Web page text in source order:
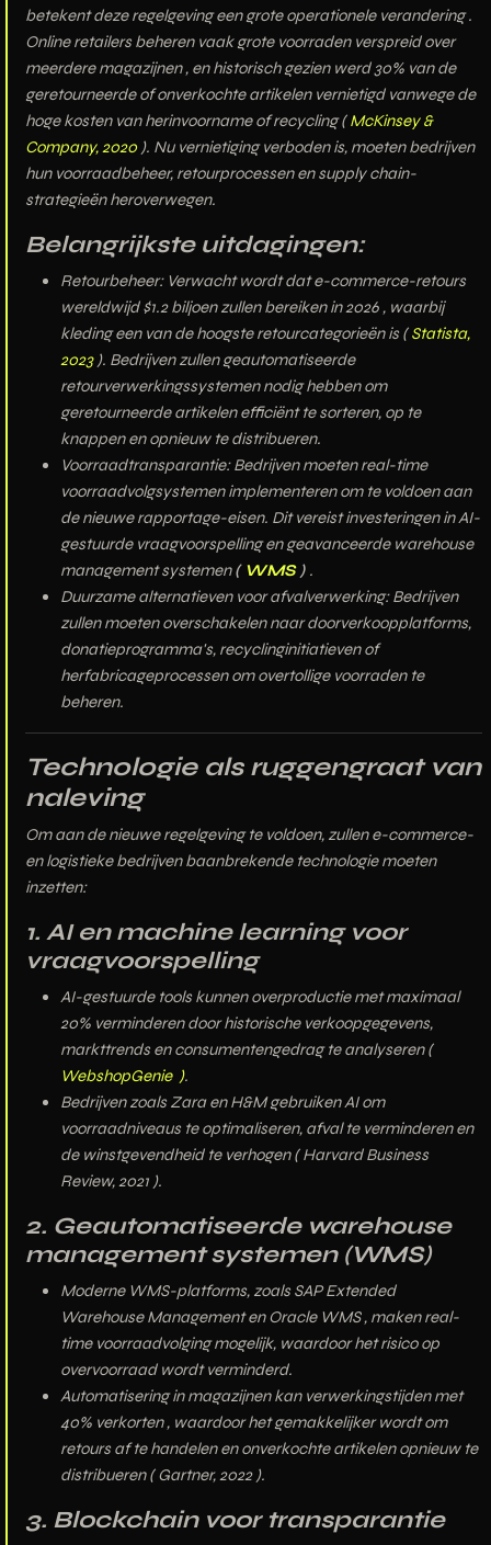
betekent deze regelgeving eengrote operationele verandering.
Online retailers beheren vaakgrote voorraden verspreid over
meerdere magazijnen, en historisch gezien werd30% van de
geretourneerde of onverkochte artikelen vernietigd vanwege de
hoge kosten van herinvoorname of recycling (McKinsey &
Company, 2020 ). Nu vernietiging verboden is, moeten bedrijven
hun voorraadbeheer, retourprocessen en supply chain-
strategieënheroverwegen.
Belangrijkste uitdagingen:
Retourbeheer: Verwacht wordt date-commerce-retours
wereldwijd $1.2 biljoen zullen bereiken in 2026, waarbij
kleding een van de hoogste retourcategorieën is (Statista,
2023 ). Bedrijven zullengeautomatiseerde
retourverwerkingssystemennodig hebben om
geretourneerde artikelen efficiënt te sorteren, op te
knappen en opnieuw te distribueren.
Voorraadtransparantie:Bedrijven moetenreal-time
voorraadvolgsystemenimplementeren om te voldoen aan
de nieuwe rapportage-eisen. Dit vereist investeringen inAI-
gestuurde vraagvoorspellingengeavanceerde warehouse
management systemen(WMS ) .
Duurzame alternatieven voor afvalverwerking:Bedrijven
zullen moeten overschakelen naardoorverkoopplatforms,
donatieprogramma's, recyclinginitiatieven of
herfabricageprocessenom overtollige voorraden te
beheren.
Technologie als ruggengraat van
naleving
Om aan de nieuwe regelgeving te voldoen, zullen e-commerce-
en logistieke bedrijvenbaanbrekende technologiemoeten
inzetten:
1. AI en machine learning voor
vraagvoorspelling
AI-gestuurde tools kunnenoverproductie met maximaal
20% verminderendoor historische verkoopgegevens,
markttrends en consumentengedrag te analyseren(
WebshopGenie ).
Bedrijven zoals Zara en H&M gebruiken AIom
voorraadniveaus te optimaliseren, afval te verminderen en
de winstgevendheid te verhogen (Harvard Business
Review, 2021 ).
2. Geautomatiseerde warehouse
management systemen (WMS)
Moderne WMS-platforms, zoals SAP Extended
Warehouse Management en Oracle WMS, makenreal-
time voorraadvolgingmogelijk, waardoor het risico op
overvoorraad wordt verminderd.
Automatisering in magazijnen kan verwerkingstijden met
40% verkorten, waardoor het gemakkelijker wordt om
retours af te handelen en onverkochte artikelen opnieuw te
distribueren (Gartner, 2022 ).
3. Blockchain voor transparantie